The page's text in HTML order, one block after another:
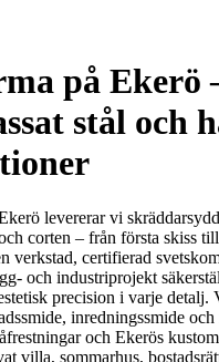
på Ekerö
stål och
levererar vi
corten – från första skiss
verkstad, certifierad
och industriprojekt
precision i varje detalj.
inredningssmide
och Ekerös
villa, sommarhus,